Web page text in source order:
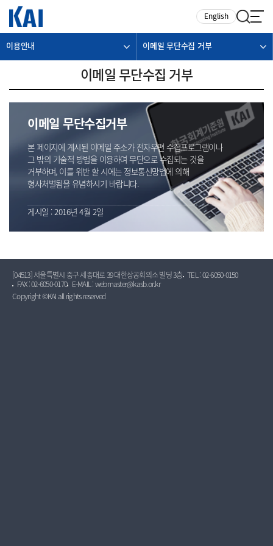
English
이용안내 이메일 무단수집 거부
이메일 무단수집 거부
이메일 무단수집거부
본 페이지에 게시된 이메일 주소가 전자우편 수집프로그램이나
그 밖의 기술적 방법을 이용하여 무단으로 수집되는 것을
거부하며, 이를 위반 할 시에는 정보통신망법에 의해
형사처벌됨을 유념하시기 바랍니다.
게시일 : 2016년 4월 2일
[04513] 서울특별시 중구 세종대로 39 대한상공회의소 빌딩 3층 TEL : 02-6050-0150
FAX : 02-6050-0170
E-MAIL : webmaster@kasb.or.kr
Copyright ©KAI all rights reserved